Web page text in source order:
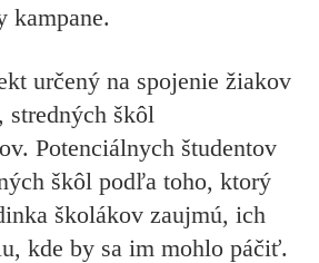
kampane.
určený na spojenie žiakov
stredných škôl
Potenciálnych študentov
škôl podľa toho, ktorý
školákov zaujmú, ich
kde by sa im mohlo páčiť.